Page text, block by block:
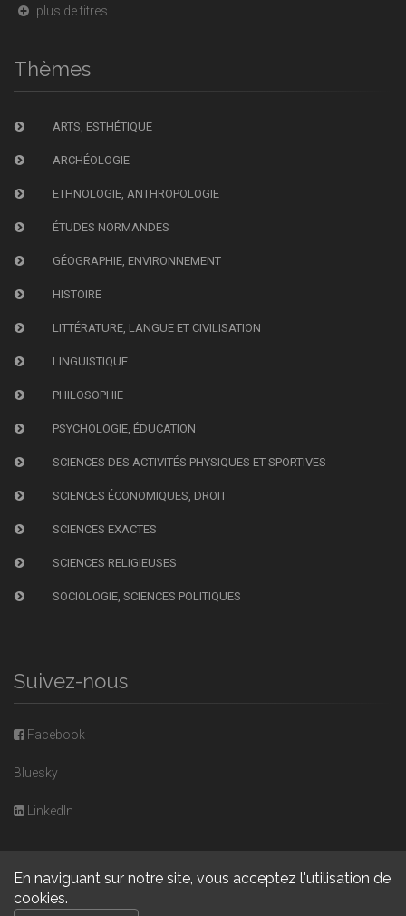
En naviguant sur notre site, vous acceptez l'utilisation de
cookies.
plus de titres
Thèmes
ARTS, ESTHÉTIQUE
ARCHÉOLOGIE
ETHNOLOGIE, ANTHROPOLOGIE
ÉTUDES NORMANDES
GÉOGRAPHIE, ENVIRONNEMENT
HISTOIRE
LITTÉRATURE, LANGUE ET CIVILISATION
LINGUISTIQUE
PHILOSOPHIE
PSYCHOLOGIE, ÉDUCATION
SCIENCES DES ACTIVITÉS PHYSIQUES ET SPORTIVES
SCIENCES ÉCONOMIQUES, DROIT
SCIENCES EXACTES
SCIENCES RELIGIEUSES
SOCIOLOGIE, SCIENCES POLITIQUES
Suivez-nous
Facebook
Bluesky
LinkedIn